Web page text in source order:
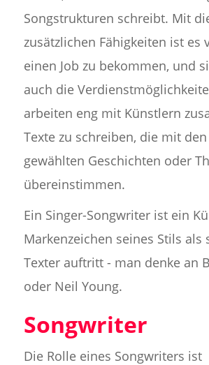
Songstrukturen schreibt. Mit
zusätzlichen Fähigkeiten ist es
einen Job zu bekommen, und
auch die
arbeiten eng mit Künstlern
Texte zu schreiben, die mit
gewählten Geschichten oder
übereinstimmen.
Ein Singer-Songwriter ist ein
Markenzeichen seines Stils als
Texter auftritt - man denke an
oder Neil Young.
Songwriter
Die Rolle eines Songwriters ist